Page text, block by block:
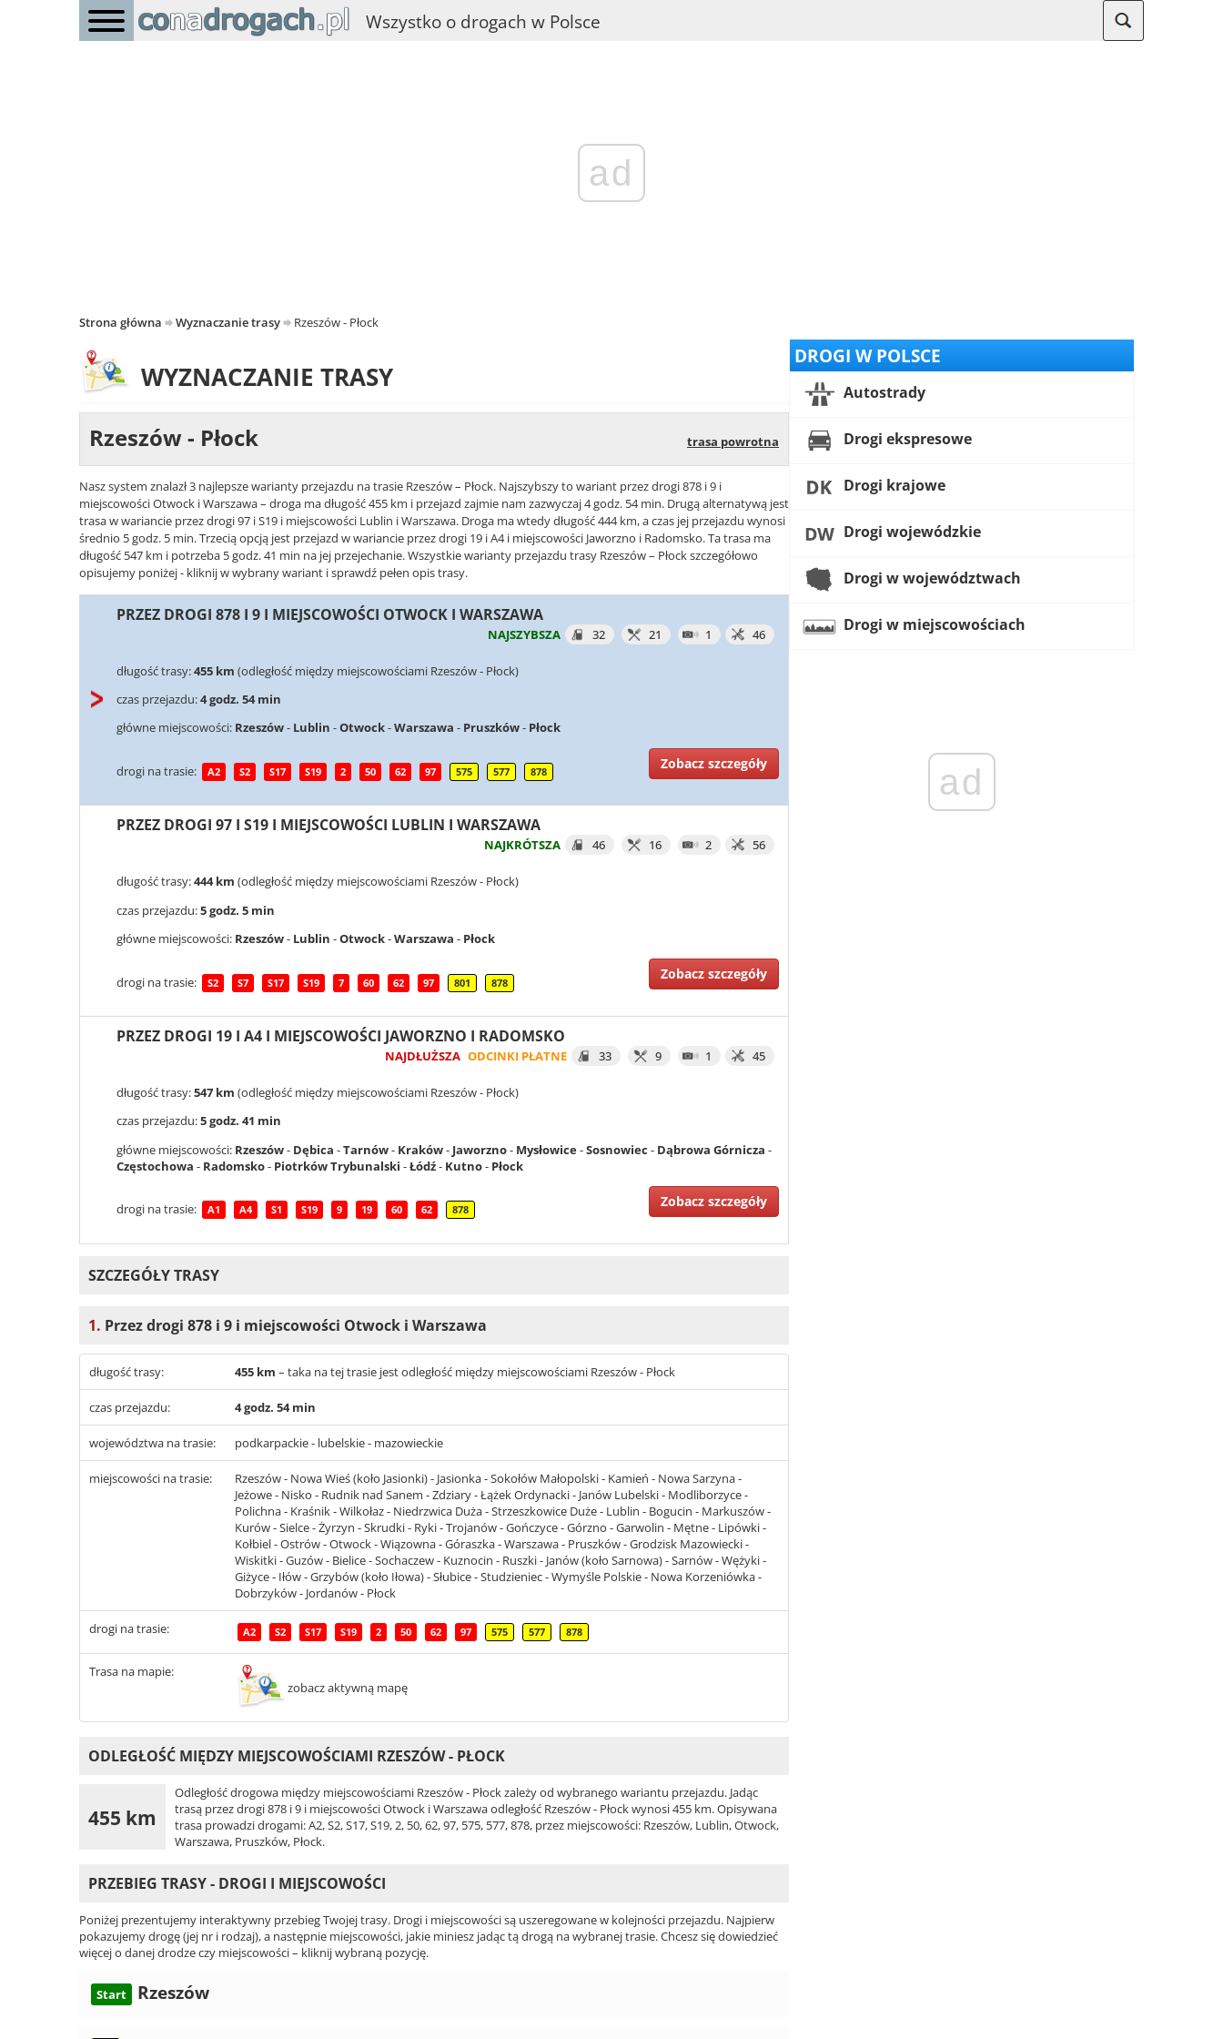
Wszystko o drogach w Polsce
ad
Strona główna Wyznaczanie trasy Rzeszów - Płock
WYZNACZANIE TRASY
Rzeszów - Płock trasa powrotna
Nasz system znalazł 3 najlepsze warianty przejazdu na trasie Rzeszów – Płock. Najszybszy to wariant przez drogi 878 i 9 i
miejscowości Otwock i Warszawa – droga ma długość 455 km i przejazd zajmie nam zazwyczaj 4 godz. 54 min. Drugą alternatywą jest
trasa w wariancie przez drogi 97 i S19 i miejscowości Lublin i Warszawa. Droga ma wtedy długość 444 km, a czas jej przejazdu wynosi
średnio 5 godz. 5 min. Trzecią opcją jest przejazd w wariancie przez drogi 19 i A4 i miejscowości Jaworzno i Radomsko. Ta trasa ma
długość 547 km i potrzeba 5 godz. 41 min na jej przejechanie. Wszystkie warianty przejazdu trasy Rzeszów – Płock szczegółowo
opisujemy poniżej - kliknij w wybrany wariant i sprawdź pełen opis trasy.
PRZEZ DROGI 878 I 9 I MIEJSCOWOŚCI OTWOCK I WARSZAWA
NAJSZYBSZA 32 21 1 46
długość trasy:455 km (odległość między miejscowościami Rzeszów - Płock)
czas przejazdu:4 godz. 54 min
główne miejscowości: Rzeszów- Lublin -Otwock-Warszawa - Pruszków- Płock
drogi na trasie: A2 S2 S17 S19 2 50 62 97 575 577 878
Zobacz szczegóły
PRZEZ DROGI 97 I S19 I MIEJSCOWOŚCI LUBLIN I WARSZAWA
NAJKRÓTSZA 46 16 2 56
długość trasy:444 km (odległość między miejscowościami Rzeszów - Płock)
czas przejazdu:5 godz. 5 min
główne miejscowości: Rzeszów- Lublin -Otwock-Warszawa - Płock
drogi na trasie: S2 S7 S17 S19 7 60 62 97 801 878
Zobacz szczegóły
PRZEZ DROGI 19 I A4 I MIEJSCOWOŚCI JAWORZNO I RADOMSKO
NAJDŁUŻSZA ODCINKI PŁATNE 33 9 1 45
długość trasy:547 km (odległość między miejscowościami Rzeszów - Płock)
czas przejazdu:5 godz. 41 min
główne miejscowości: Rzeszów- Dębica -Tarnów- Kraków- Jaworzno- Mysłowice-Sosnowiec - Dąbrowa Górnicza -
Częstochowa - Radomsko- Piotrków Trybunalski -Łódź- Kutno- Płock
drogi na trasie: A1 A4 S1 S19 9 19 60 62 878
Zobacz szczegóły
SZCZEGÓŁY TRASY
1. Przez drogi 878 i 9 i miejscowości Otwock i Warszawa
długość trasy: 455 km – taka na tej trasie jest odległość między miejscowościami Rzeszów - Płock
czas przejazdu: 4 godz. 54 min
województwa na trasie: podkarpackie - lubelskie - mazowieckie
miejscowości na trasie:
Rzeszów - Nowa Wieś (koło Jasionki) - Jasionka - Sokołów Małopolski - Kamień - Nowa Sarzyna -
Jeżowe - Nisko - Rudnik nad Sanem - Zdziary - Łążek Ordynacki - Janów Lubelski - Modliborzyce -
Polichna - Kraśnik - Wilkołaz - Niedrzwica Duża - Strzeszkowice Duże - Lublin - Bogucin - Markuszów -
Kurów - Sielce - Żyrzyn - Skrudki - Ryki - Trojanów - Gończyce - Górzno - Garwolin - Mętne - Lipówki -
Kołbiel - Ostrów - Otwock - Wiązowna - Góraszka - Warszawa - Pruszków - Grodzisk Mazowiecki -
Wiskitki - Guzów - Bielice - Sochaczew - Kuznocin - Ruszki - Janów (koło Sarnowa) - Sarnów - Wężyki -
Giżyce - Iłów - Grzybów (koło Iłowa) - Słubice - Studzieniec - Wymyśle Polskie - Nowa Korzeniówka -
Dobrzyków - Jordanów - Płock
drogi na trasie: A2 S2 S17 S19 2 50 62 97 575 577 878
Trasa na mapie:
zobacz aktywną mapę
ODLEGŁOŚĆ MIĘDZY MIEJSCOWOŚCIAMI RZESZÓW - PŁOCK
455 km
Odległość drogowa między miejscowościami Rzeszów - Płock zależy od wybranego wariantu przejazdu. Jadąc
trasą przez drogi 878 i 9 i miejscowości Otwock i Warszawa odległość Rzeszów - Płock wynosi 455 km. Opisywana
trasa prowadzi drogami: A2, S2, S17, S19, 2, 50, 62, 97, 575, 577, 878, przez miejscowości: Rzeszów, Lublin, Otwock,
Warszawa, Pruszków, Płock.
PRZEBIEG TRASY - DROGI I MIEJSCOWOŚCI
Poniżej prezentujemy interaktywny przebieg Twojej trasy. Drogi i miejscowości są uszeregowane w kolejności przejazdu. Najpierw
pokazujemy drogę (jej nr i rodzaj), a następnie miejscowości, jakie miniesz jadąc tą drogą na wybranej trasie. Chcesz się dowiedzieć
więcej o danej drodze czy miejscowości – kliknij wybraną pozycję.
Start Rzeszów
DROGI W POLSCE
Autostrady
Drogi ekspresowe
Drogi krajowe
Drogi wojewódzkie
Drogi w województwach
Drogi w miejscowościach
ad